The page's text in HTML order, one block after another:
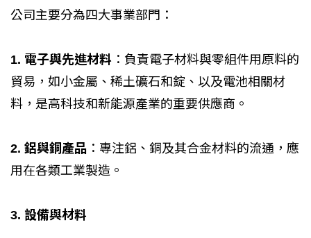
公司主要分為四大事業部門：
1. 電子與先進材料 ：負責電子材料與零組件用原料的
貿易，如小金屬、稀土礦石和錠、以及電池相關材
料，是高科技和新能源產業的重要供應商。
2. 鋁與銅產品 ：專注鋁、銅及其合金材料的流通，應
用在各類工業製造。
3. 設備與材料